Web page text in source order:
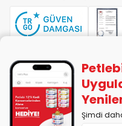
PETLEBİ EVCİL HAYVAN
1. Alaşar Cad. No: 9
7290599225 vergi
Şimdi